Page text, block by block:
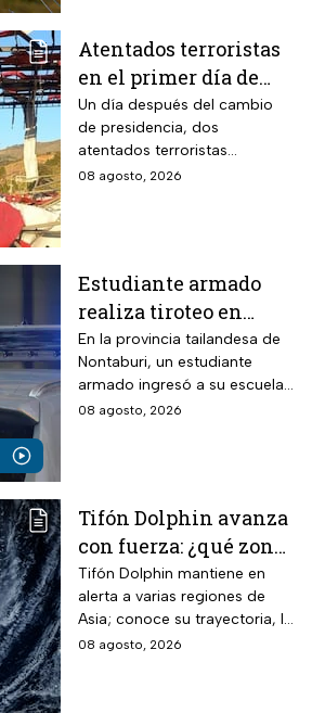
Atentados terroristas
en el primer día de
presidencia de
Abelardo De la
Espriella en Colombia
Un día después del cambio
de presidencia, dos
atentados terroristas
ocurrieron en Colombia
08 agosto, 2026
Estudiante armado
realiza tiroteo en
escuela de Tailandia
En la provincia tailandesa de
Nontaburi, un estudiante
armado ingresó a su escuela
y abrió fuego contra
08 agosto, 2026
Tifón Dolphin avanza
con fuerza: ¿qué zonas
están en alerta?
Tifón Dolphin mantiene en
alerta a varias regiones de
Asia; conoce su trayectoria, la
fuerza de sus vientos y qué se
08 agosto, 2026